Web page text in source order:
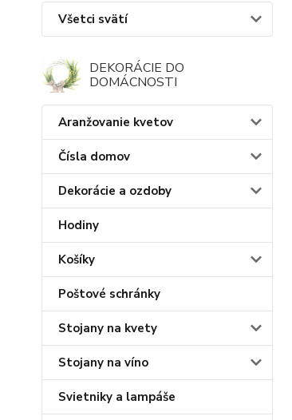
Všetci svätí
DEKORÁCIE DO
DOMÁCNOSTI
Aranžovanie kvetov
Čísla domov
Dekorácie a ozdoby
Hodiny
Košíky
Poštové schránky
Stojany na kvety
Stojany na víno
Svietniky a lampáše